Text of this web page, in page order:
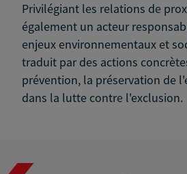
Privilégiant les relations de
également un acteur
enjeux environnementaux et
traduit par des actions
prévention, la préservation de
dans la lutte contre l'exclusion.